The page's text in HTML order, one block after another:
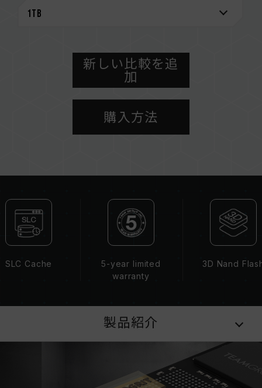
SSDの状態を把握し、さらなる安心を実現
米国発明特許（証明書番号：US11051392B2）
台湾発明特許（認証番号：I703921）
中国新規特許（認証番号：CN 211019739 U）
台湾発明特許（認証番号：I751753）
新しい比較を追
加
購入方法
SLC Cache
5-year limited
warranty
3D Nand
製品紹介